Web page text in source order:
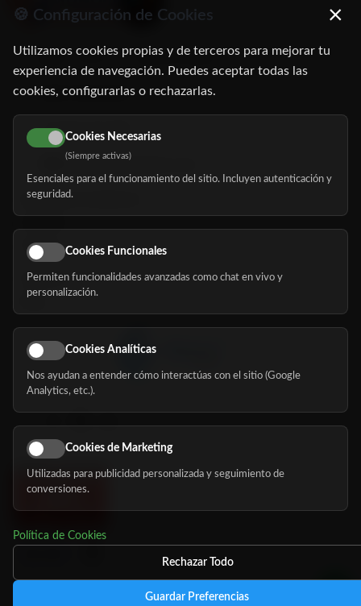
C/ Oruro, 11. 28016 Madrid
91 345 06 26
616 113 103
hola@mundomayor.com
Buscador de residencias
Eventos
Nosotros
Síguenos
🍪 Configuración de Cookies ×
Utilizamos cookies propias y de terceros para mejorar tu
experiencia de navegación. Puedes aceptar todas las
cookies, configurarlas o rechazarlas.
Cookies Necesarias
(Siempre activas)
Esenciales para el funcionamiento del sitio. Incluyen autenticación y
seguridad.
Cookies Funcionales
Permiten funcionalidades avanzadas como chat en vivo y
personalización.
Cookies Analíticas
Nos ayudan a entender cómo interactúas con el sitio (Google
Analytics, etc.).
Cookies de Marketing
Utilizadas para publicidad personalizada y seguimiento de
conversiones.
Política de Cookies
Rechazar Todo
Guardar Preferencias